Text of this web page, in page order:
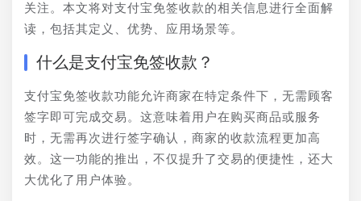
关注。本文将对支付宝免签收款的相关信息进行全面解
读，包括其定义、优势、应用场景等。
什么是支付宝免签收款？
支付宝免签收款功能允许商家在特定条件下，无需顾客
签字即可完成交易。这意味着用户在购买商品或服务
时，无需再次进行签字确认，商家的收款流程更加高
效。这一功能的推出，不仅提升了交易的便捷性，还大
大优化了用户体验。